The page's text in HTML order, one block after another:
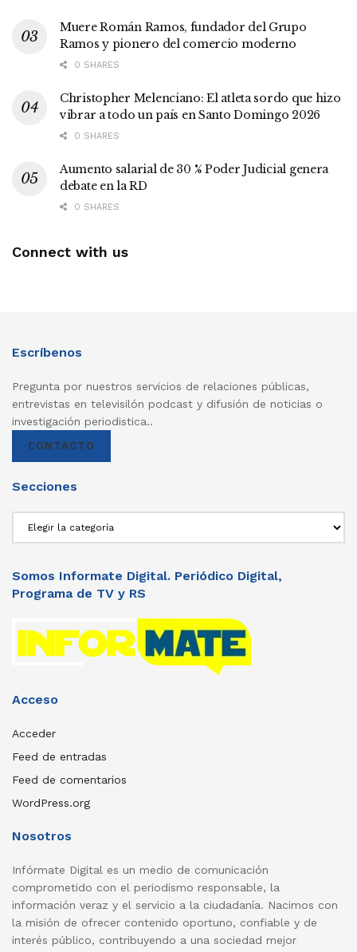
Muere Román Ramos, fundador del Grupo
Ramos y pionero del comercio moderno
0 SHARES
Christopher Melenciano: El atleta sordo que hizo
vibrar a todo un país en Santo Domingo 2026
0 SHARES
Aumento salarial de 30 % Poder Judicial genera
debate en la RD
0 SHARES
Connect with us
Escríbenos
Pregunta por nuestros servicios de relaciones públicas,
entrevistas en televisilón podcast y difusión de noticias o
investigación periodistica..
CONTACTO
Secciones
Somos Informate Digital. Periódico Digital,
Programa de TV y RS
Acceso
Acceder
Feed de entradas
Feed de comentarios
WordPress.org
Nosotros
Infórmate Digital es un medio de comunicación
comprometido con el periodismo responsable, la
información veraz y el servicio a la ciudadanía. Nacimos con
la misión de ofrecer contenido oportuno, confiable y de
interés público, contribuyendo a una sociedad mejor